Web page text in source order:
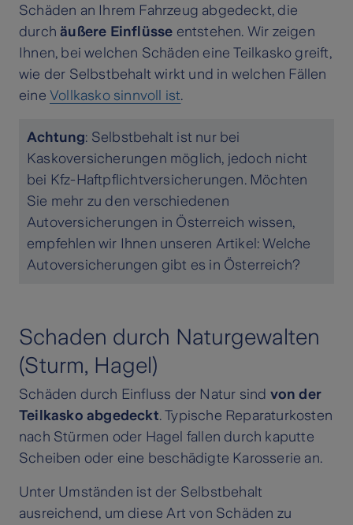
Schäden an Ihrem Fahrzeug abgedeckt, die
durchäußere Einflüsse entstehen. Wir zeigen
Ihnen, bei welchen Schäden eine Teilkasko greift,
wie der Selbstbehalt wirkt und in welchen Fällen
eine Vollkasko sinnvoll ist.
Achtung: Selbstbehalt ist nur bei
Kaskoversicherungen möglich, jedoch nicht
bei Kfz-Haftpflichtversicherungen. Möchten
Sie mehr zu den verschiedenen
Autoversicherungen in Österreich wissen,
empfehlen wir Ihnen unseren Artikel: Welche
Autoversicherungen gibt es in Österreich?
Schaden durch Naturgewalten
(Sturm, Hagel)
Schäden durch Einfluss der Natur sind von der
Teilkasko abgedeckt. Typische Reparaturkosten
nach Stürmen oder Hagel fallen durch kaputte
Scheiben oder eine beschädigte Karosserie an.
Unter Umständen ist der Selbstbehalt
ausreichend, um diese Art von Schäden zu